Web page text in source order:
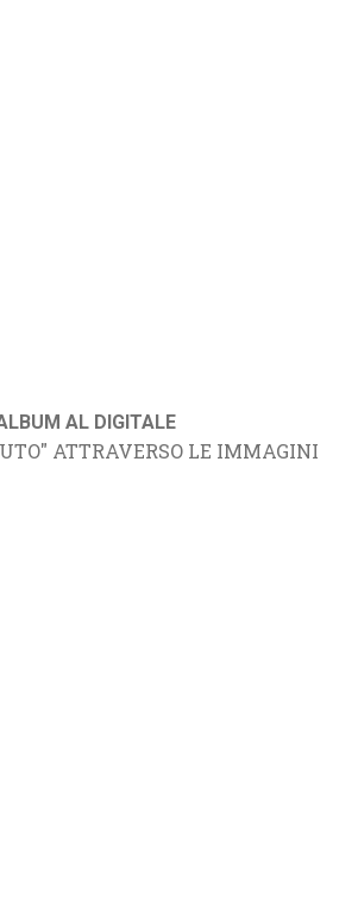
AL DIGITALE
ATTRAVERSO LE IMMAGINI